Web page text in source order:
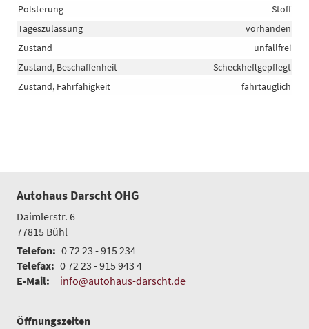
Polsterung
Stoff
Tageszulassung
vorhanden
Zustand
unfallfrei
Zustand, Beschaffenheit
Scheckheftgepflegt
Zustand, Fahrfähigkeit
fahrtauglich
Autohaus Darscht OHG
Daimlerstr. 6
77815 Bühl
Telefon: 0 72 23 - 915 234
Telefax: 0 72 23 - 915 943 4
E-Mail:
info@autohaus-darscht.de
Öffnungszeiten